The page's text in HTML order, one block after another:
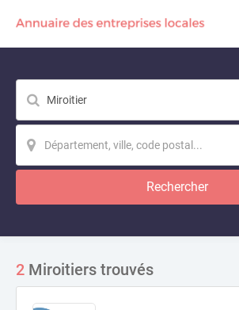
Rechercher
2 Miroitiers trouvés